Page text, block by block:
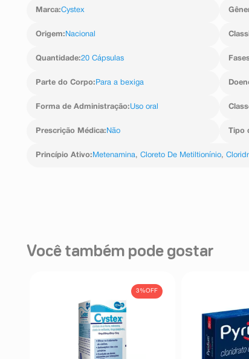
ressecamento da pele.
como reações de hipersensibilidade da pele, rash
Informe ao seu médico, cirurgião-dentista ou
serviço de atendimento.
Marca:Cystex
Origem: Nacional
Quantidade:20 Cápsulas
Parte do Corpo: Para a bexiga
Forma de Administração:Uso oral
Prescrição Médica: Não Tipo
Princípio Ativo: Metenamina, Cloreto De Metiltionínio,
Você também pode gostar
3%OFF